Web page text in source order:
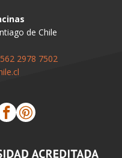
de Chile
2978 7502